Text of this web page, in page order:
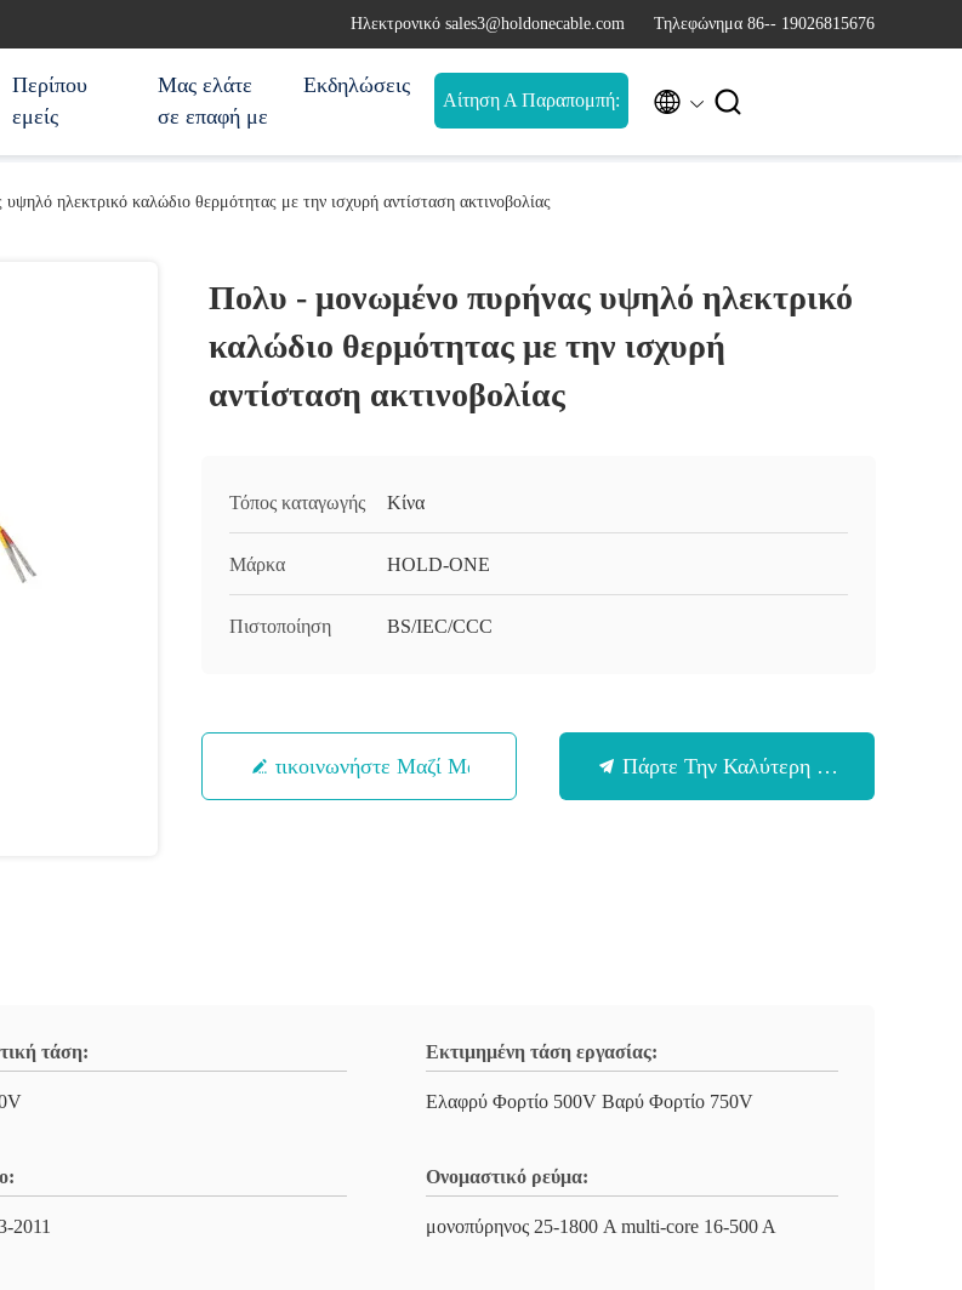
Ηλεκτρονικό sales3@holdonecable.com Τηλεφώνημα 86-- 19026815676
Περίπου
εμείς
Μας ελάτε
σε επαφή με
Εκδηλώσεις
Αίτηση Α Παραπομπή:  
ηλεκτρικό καλώδιο θερμότητας με την ισχυρή αντίσταση ακτινοβολίας
Πολυ - μονωμένο πυρήνας υψηλό ηλεκτρικό
καλώδιο θερμότητας με την ισχυρή
αντίσταση ακτινοβολίας
Τόπος καταγωγής Κίνα
Μάρκα HOLD-ONE
Πιστοποίηση BS/IEC/CCC
Επικοινωνήστε Μαζί Μας Πάρτε Την Καλύτερη Τιμή
τάση: Εκτιμημένη τάση εργασίας:
Ελαφρύ Φορτίο 500V Βαρύ Φορτίο 750V
2011
Ονομαστικό ρεύμα:
μονοπύρηνος 25-1800 A multi-core 16-500 A